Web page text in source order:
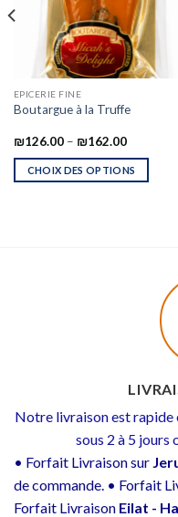
EPICERIE FINE
Boutargue à la Truffe
₪126.00– ₪162.00
CHOIX DES OPTIONS
Notre livraison est rapide
sous 2 à 5 jours
• Forfait Livraison sur
de commande. • Forfait
Forfait Livraison Eilat -